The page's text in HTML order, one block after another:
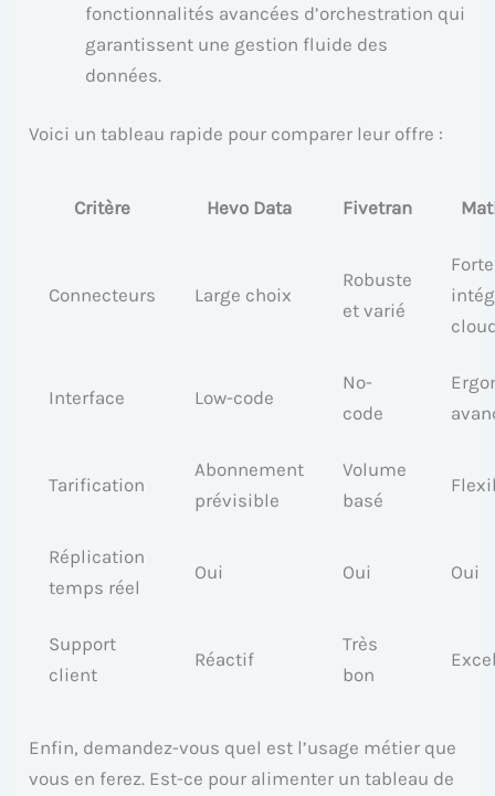
fonctionnalités avancées d’orchestration qui
garantissent une gestion fluide des
données.
Voici un tableau rapide pour comparer leur offre :
Critère Hevo Data Fivetran
Connecteurs Large choix
Robuste
et varié
Forte
Interface Low-code
No-
code
Tarification
Abonnement
prévisible
Volume
basé
Réplication
temps réel
Oui Oui Oui
Support
client
Réactif
Très
bon
Enfin, demandez-vous quel est l’usage métier que
vous en ferez. Est-ce pour alimenter un tableau de